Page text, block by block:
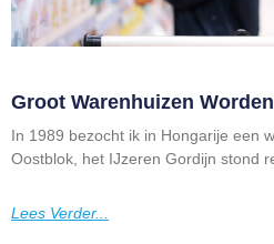
Groot Warenhuizen
In 1989 bezocht ik in Hongarije een
Oostblok, het IJzeren Gordijn stond
Lees Verder...